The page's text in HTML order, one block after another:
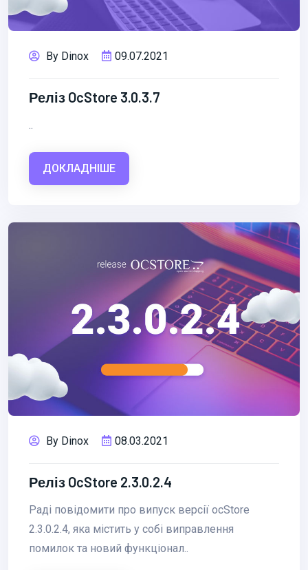
By Dinox 09.07.2021
Реліз OcStore 3.0.3.7
..
ДОКЛАДНІШЕ
By Dinox 08.03.2021
Реліз OcStore 2.3.0.2.4
Раді повідомити про випуск версії ocStore
2.3.0.2.4, яка містить у собі виправлення
помилок та новий функціонал..